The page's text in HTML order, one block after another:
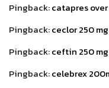
Pingback:catapres
Pingback:ceclor 250
Pingback:ceftin 250
Pingback:celebrex